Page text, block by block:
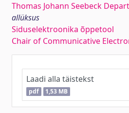
Thomas Johann Seebeck
allüksus
Siduselektroonika õppetool
Chair of Communicative
Laadi alla täistekst
pdf 1,53 MB